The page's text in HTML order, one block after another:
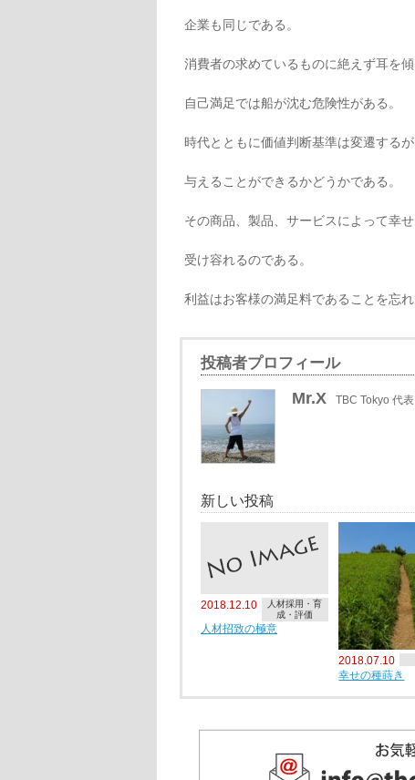
企業も同じである。
消費者の求めているものに絶えず耳を傾
自己満足では船が沈む危険性がある。
時代とともに価値判断基準は変遷する
与えることができるかどうかである。
その商品、製品、サービスによって幸
受け容れるのである。
利益はお客様の満足料であることを忘れ
投稿者プロフィール
Mr.X TBC Tokyo 代表
新しい投稿
2018.12.10
人材採用・育
成・評価
人材招致の極意
2018.07.10
幸せの種蒔き